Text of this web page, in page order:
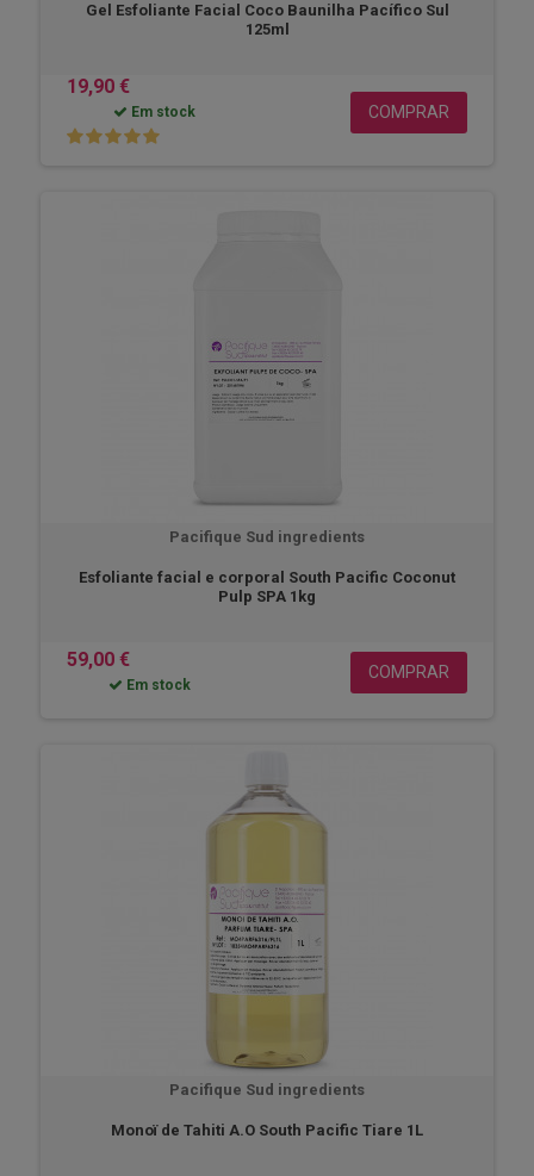
Gel Esfoliante Facial Coco Baunilha Pacífico Sul
125ml
19,90 €
Em stock COMPRAR
Pacifique Sud ingredients
Esfoliante facial e corporal South Pacific Coconut
Pulp SPA 1kg
59,00 €
Em stock
COMPRAR
Pacifique Sud ingredients
Monoï de Tahiti A.O South Pacific Tiare 1L